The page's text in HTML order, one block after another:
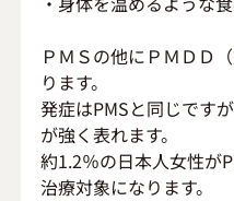
ＰＭＳの他にＰＭＤＤ
ります。
発症はPMSと同じです
が強く表れます。
約1.2％の日本人女性が
治療対象になります。